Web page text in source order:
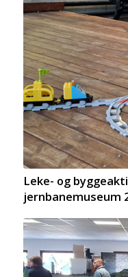
Leke- og
jernbanemuseum